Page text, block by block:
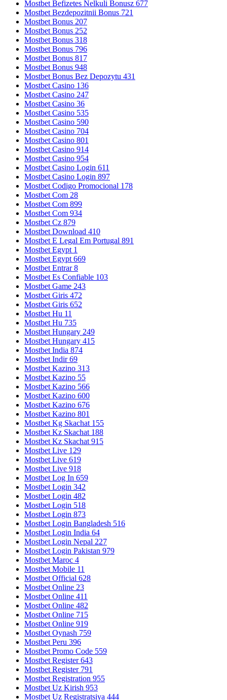
Mostbet Befizetes Nelkuli Bonusz 677
Mostbet Bezdepozitnii Bonus 721
Mostbet Bonus 207
Mostbet Bonus 252
Mostbet Bonus 318
Mostbet Bonus 796
Mostbet Bonus 817
Mostbet Bonus 948
Mostbet Bonus Bez Depozytu 431
Mostbet Casino 136
Mostbet Casino 247
Mostbet Casino 36
Mostbet Casino 535
Mostbet Casino 590
Mostbet Casino 704
Mostbet Casino 801
Mostbet Casino 914
Mostbet Casino 954
Mostbet Casino Login 611
Mostbet Casino Login 897
Mostbet Codigo Promocional 178
Mostbet Com 28
Mostbet Com 899
Mostbet Com 934
Mostbet Cz 879
Mostbet Download 410
Mostbet E Legal Em Portugal 891
Mostbet Egypt 1
Mostbet Egypt 669
Mostbet Entrar 8
Mostbet Es Confiable 103
Mostbet Game 243
Mostbet Giris 472
Mostbet Giris 652
Mostbet Hu 11
Mostbet Hu 735
Mostbet Hungary 249
Mostbet Hungary 415
Mostbet India 874
Mostbet Indir 69
Mostbet Kazino 313
Mostbet Kazino 55
Mostbet Kazino 566
Mostbet Kazino 600
Mostbet Kazino 676
Mostbet Kazino 801
Mostbet Kg Skachat 155
Mostbet Kz Skachat 188
Mostbet Kz Skachat 915
Mostbet Live 129
Mostbet Live 619
Mostbet Live 918
Mostbet Log In 659
Mostbet Login 342
Mostbet Login 482
Mostbet Login 518
Mostbet Login 873
Mostbet Login Bangladesh 516
Mostbet Login India 64
Mostbet Login Nepal 227
Mostbet Login Pakistan 979
Mostbet Maroc 4
Mostbet Mobile 11
Mostbet Official 628
Mostbet Online 23
Mostbet Online 411
Mostbet Online 482
Mostbet Online 715
Mostbet Online 919
Mostbet Oynash 759
Mostbet Peru 396
Mostbet Promo Code 559
Mostbet Register 643
Mostbet Register 791
Mostbet Registration 955
Mostbet Uz Kirish 953
Mostbet Uz Registratsiya 444